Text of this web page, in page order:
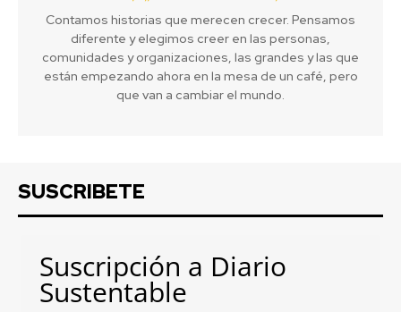
Contamos historias que merecen crecer. Pensamos
diferente y elegimos creer en las personas,
comunidades y organizaciones, las grandes y las que
están empezando ahora en la mesa de un café, pero
que van a cambiar el mundo.
SUSCRIBETE
Suscripción a Diario
Sustentable